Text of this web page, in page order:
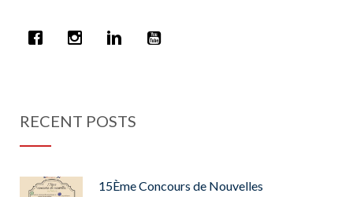
RECENT POSTS
15Ème Concours de Nouvelles